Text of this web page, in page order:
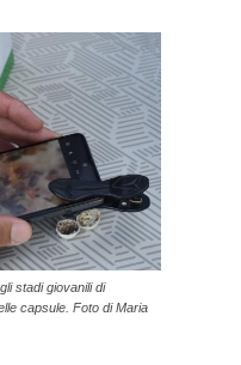
stadi giovanili di
capsule. Foto di Maria